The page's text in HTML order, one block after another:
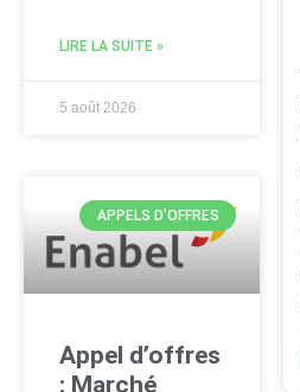
LIRE LA SUITE »
5 août 2026
APPELS D'OFFRES
Appel d’offres
: Marché